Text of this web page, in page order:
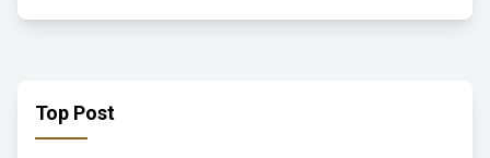
Top Post